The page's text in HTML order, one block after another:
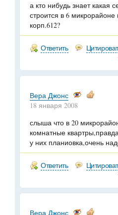
а кто нибудь знает какая
строится в 6 микрорайоне
корп.612?
Ответить
Вера Джонс
18 января 2008
слыша что в 20
комнатные
у них планиовка,очень
Ответить
Вера Джонс